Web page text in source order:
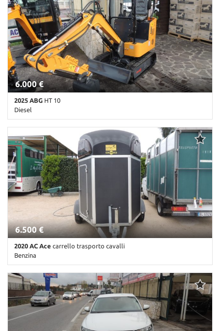
6.000 €
2025 ABG HT 10
Diesel
Km non disponibile • Cambio Altro • Giallo pastello
6.500 €
2020 AC Ace carrello trasporto cavalli
Benzina
1 Km • Cambio Manuale • Nero pastello